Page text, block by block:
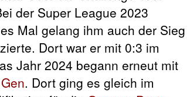
der Super League 2023
Mal gelang ihm auch der Sieg
Dort war er mit 0:3 im
Jahr 2024 begann erneut mit
. Dort ging es gleich im